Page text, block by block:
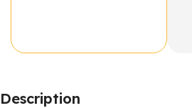
Description